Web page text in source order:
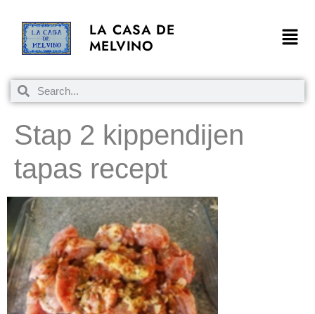
LA CASA DE
MELVINO
Stap 2 kippendijen
tapas recept